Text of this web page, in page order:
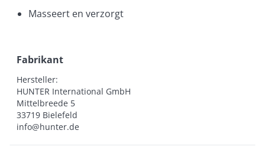
Masseert en verzorgt
Fabrikant
Hersteller:
HUNTER International GmbH
Mittelbreede 5
33719 Bielefeld
info@hunter.de